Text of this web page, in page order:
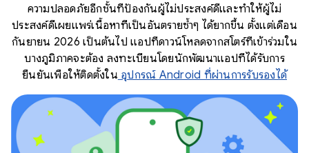
ความปลอดภัยอีกชั้นที่ป้องกันผู้ไม่ประสงค์ดีและทำให้ผู้ไม่
ประสงค์ดีเผยแพร่เนื้อหาที่เป็นอันตรายซ้ำๆ ได้ยากขึ้น ตั้งแต่เดือน
กันยายน 2026 เป็นต้นไป แอปที่ดาวน์โหลดจากสโตร์ที่เข้าร่วมใน
บางภูมิภาคจะต้อง ลงทะเบียนโดยนักพัฒนาแอปที่ได้รับการ
ยืนยันเพื่อให้ติดตั้งใน อุปกรณ์ Android ที่ผ่านการรับรองได้